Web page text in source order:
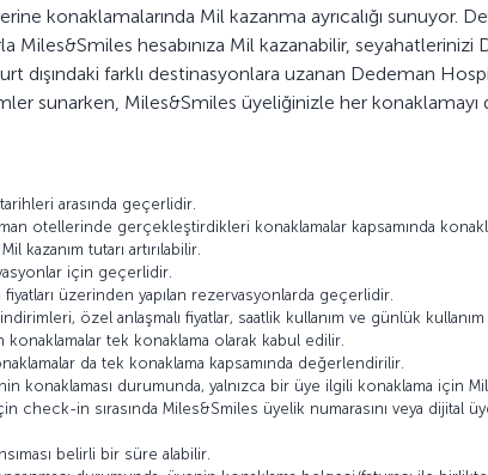
konaklamalarında Mil kazanma ayrıcalığı sunuyor.
hesabınıza Mil kazanabilir,
dışındaki farklı destinasyonlara uzanan Dedeman
sunarken, Miles&Smiles üyeliğinizle her
arasında geçerlidir.
otellerinde gerçekleştirdikleri konaklamalar kapsamında
kazanım tutarı artırılabilir.
için geçerlidir.
fiyatları üzerinden yapılan rezervasyonlarda geçerlidir.
özel anlaşmalı fiyatlar, saatlik kullanım ve günlük
konaklamalar tek konaklama olarak kabul edilir.
da tek konaklama kapsamında değerlendirilir.
konaklaması durumunda, yalnızca bir üye ilgili konaklama için
check-in sırasında Miles&Smiles üyelik numarasını veya dijital
belirli bir süre alabilir.